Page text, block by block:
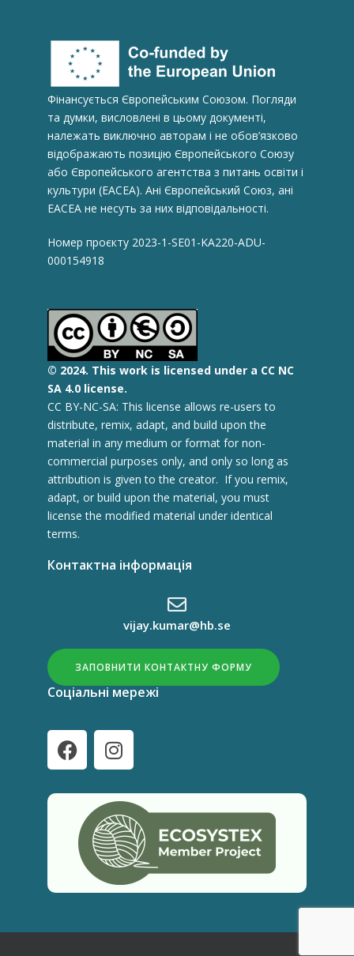
Фінансується Європейським Союзом. Погляди
та думки, висловлені в цьому документі,
належать виключно авторам і не обов’язково
відображають позицію Європейського Союзу
або Європейського агентства з питань освіти і
культури (ЕАСЕА). Ані Європейський Союз, ані
EACEA не несуть за них відповідальності.
Номер проєкту 2023-1-SE01-KA220-ADU-
000154918
© 2024. This work is licensed under a CC NC
SA 4.0 license.
CC BY-NC-SA: This license allows re-users to
distribute, remix, adapt, and build upon the
material in any medium or format for non-
commercial purposes only, and only so long as
attribution is given to the creator. If you remix,
adapt, or build upon the material, you must
license the modified material under identical
terms.
Контактна інформація
vijay.kumar@hb.se
ЗАПОВНИТИ КОНТАКТНУ ФОРМУ
Соціальні мережі